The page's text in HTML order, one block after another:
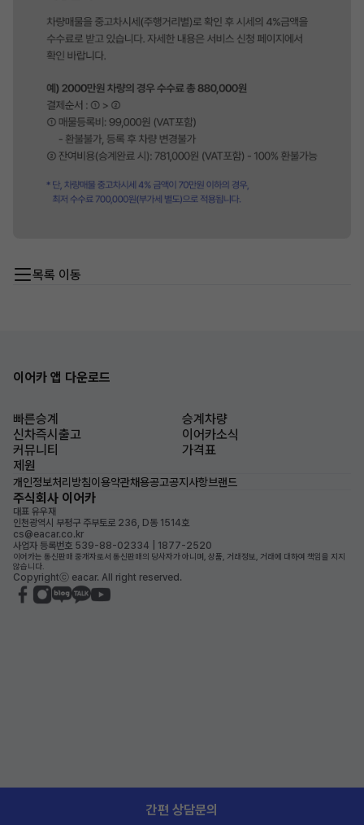
목록 이동
이어카 앱 다운로드
빠른승계
승계차량
신차즉시출고
이어카소식
커뮤니티
가격표
제원
개인정보처리방침이용약관채용공고공지사항브랜드
주식회사 이어카
대표 유우재
인천광역시 부평구 주부토로 236, D동 1514호
cs@eacar.co.kr
사업자 등록번호 539-88-02334 | 1877-2520
이어카는 통신판매 중개자로서 통신판매의 당사자가 아니며, 상품, 거래정보, 거래에 대하여 책임을 지지
않습니다.
Copyrightⓒ eacar. All right reserved.
간편 상담문의